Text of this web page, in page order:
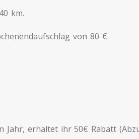
km.
von 80 €.
Jahr, erhaltet ihr 50€ Rabatt